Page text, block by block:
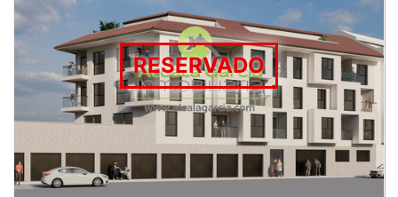
RESERVADO